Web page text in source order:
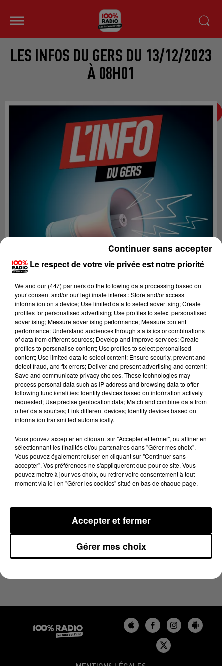
LES INFOS DU GERS DU 13/12/2023
À 08H01
Lecture (4 min 26 sec)
100%
13 décembre 2023 - 4 min 26 sec
LES INFOS DU GERS DU 13/12/2023 À 08H01
Le respect de votre vie privée est notre priorité
We and our (447) partnersdo the following data processing based on
your consent and/or our legitimate interest: Store and/or access
information on a device; Use limited data to select advertising; Create
profiles for personalised advertising; Use profiles to select personalised
advertising; Measure advertising performance; Measure content
performance; Understand audiences through statistics or combinations
of data from different sources; Develop and improve services; Create
profiles to personalise content; Use profiles to select personalised
content; Use limited data to select content; Ensure security, prevent and
detect fraud, and fix errors; Deliver and present advertising and content;
Save and communicate privacy choices. These technologies may
process personal data such as IP address and browsing data to offer
following functionalities: Identify devices based on information actively
requested; Use precise geolocation data; Match and combine data from
other data sources; Link different devices; Identify devices based on
information transmitted automatically.
Vous pouvez accepter en cliquant sur "Accepter et fermer", ou affiner en
sélectionnant les finalités et/ou partenaires dans "Gérer mes choix".
Vous pouvez également refuser en cliquant sur "Continuer sans
accepter". Vos préférences ne s'appliqueront que pour ce site. Vous
pouvez mettre à jour vos choix, ou retirer votre consentement à tout
moment via le lien "Gérer les cookies" situé en bas de chaque page.
Gérer mes choix
Accepter et fermer
Continuer sans accepter